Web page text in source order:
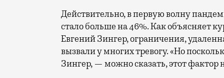
Действительно, в первую волну
стало больше на 46%. Как объясняет
Евгений Зингер, ограничения,
вызвали у многих тревогу. «Но
Зингер, — можно сказать, этот фактор